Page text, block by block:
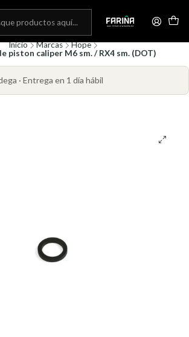
sobre 80.000! (No aplica para bicicletas)
Inicio Marcas
Hope
piston caliper M6 sm. / RX4 sm. (DOT)
· Entrega en 1 día hábil